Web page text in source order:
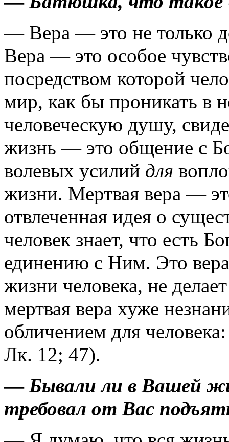
— Вера — это не только
Вера — это особое
посредством которой
мир, как бы прони­кать в
человеческую душу,
жизнь — это общение с
волевых усилий для
жизни. Мертвая вера —
отвлеченная идея о
человек знает, что есть
единению с Ним. Это
жизни человека, не
мертвая вера хуже
обличением для
Лк. 12; 47).
— Бывали ли в Вашей
требовал от Вас